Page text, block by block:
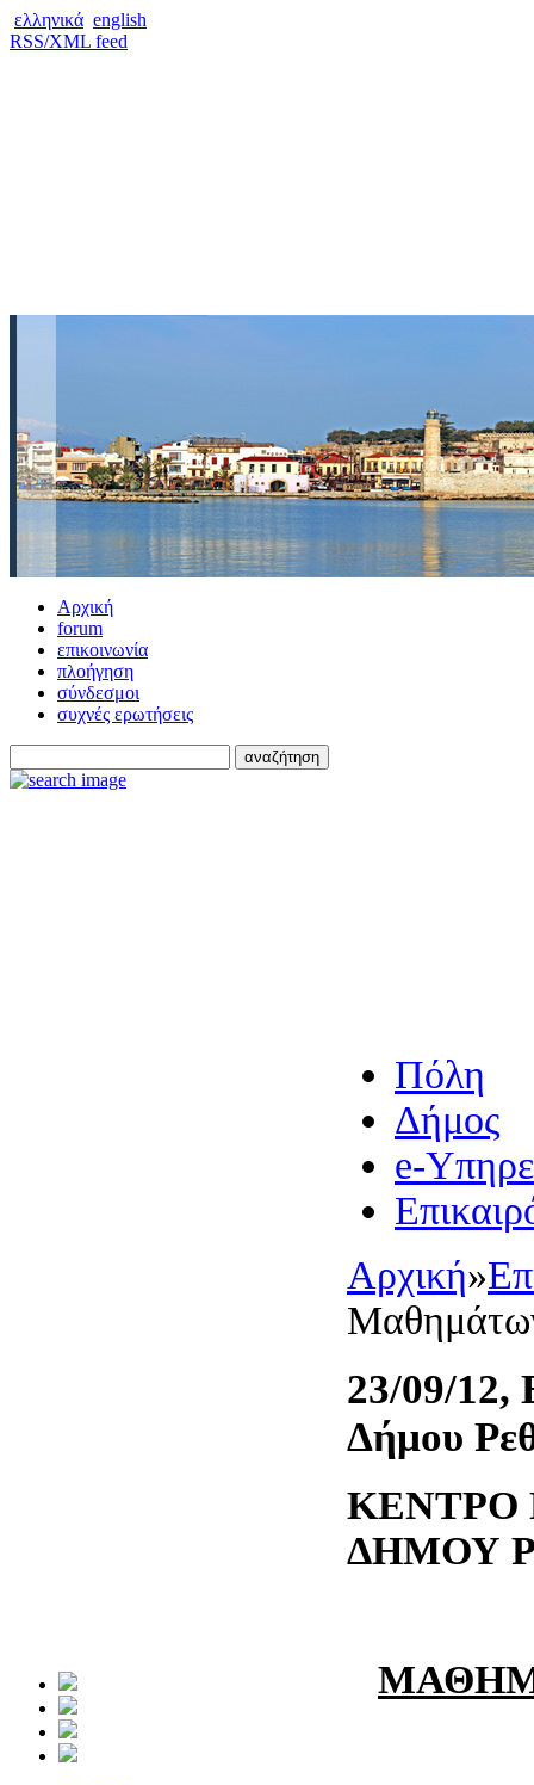
ελληνικά english
RSS/XML feed
Αρχική
forum
επικοινωνία
πλοήγηση
σύνδεσμοι
συχνές ερωτήσεις
Πόλη
Δήμος
e-
Αρχική»
23/09/12,
Δήμου
ΚΕΝΤΡΟ
ΔΗΜΟΥ